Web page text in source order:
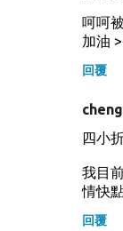
呵呵
加油
回覆
四小
我目
情快
回覆